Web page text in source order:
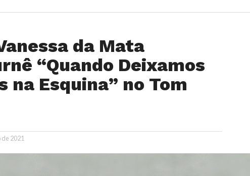
da Mata
“Quando Deixamos
na Esquina” no Tom
2021